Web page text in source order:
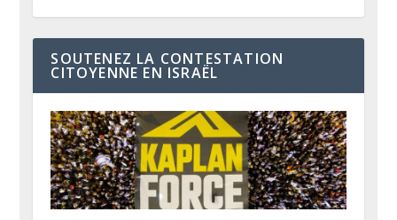
SOUTENEZ LA CONTESTATION
CITOYENNE EN ISRAËL